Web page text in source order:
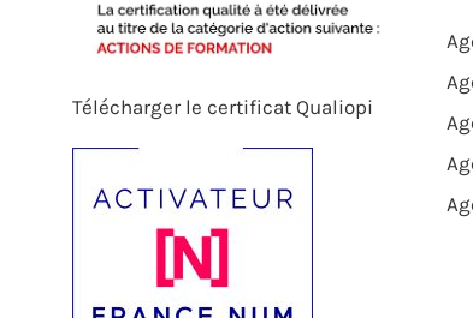
Télécharger le certificat Qualiopi